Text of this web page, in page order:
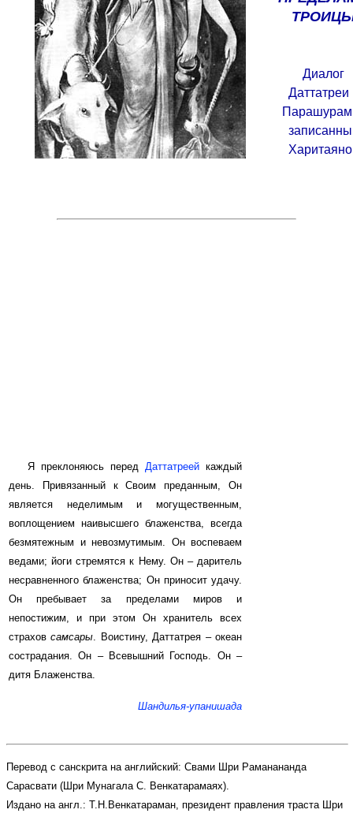
Диалог
Даттатреи
Я преклоняюсь перед Даттатреей каждый
день. Привязанный к Своим преданным, Он
является неделимым и могущественным,
воплощением наивысшего блаженства, всегда
безмятежным и невозмутимым. Он воспеваем
ведами; йоги стремятся к Нему. Он – даритель
несравненного блаженства; Он приносит удачу.
Он пребывает за пределами миров и
непостижим, и при этом Он хранитель всех
страховсамсары. Воистину, Даттатрея – океан
сострадания. Он – Всевышний Господь. Он –
дитя Блаженства.
Шандилья-упанишада
Перевод с санскрита на английский: Свами Шри Раманананда
Сарасвати (Шри Мунагала С. Венкатарамаях).
Издано на англ.: Т.Н.Венкатараман, президент правления траста Шри